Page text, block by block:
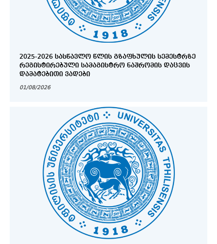
2025-2026 ᲡᲐᲡᲬᲐᲕᲚᲝ ᲬᲚᲘᲡ ᲒᲖᲐᲤᲮᲣᲚᲘᲡ ᲡᲔᲛᲔᲡᲢᲠᲖᲔ
ᲠᲔᲒᲘᲡᲢᲘᲠᲔᲑᲣᲚᲘ ᲡᲐᲛᲐᲒᲘᲡᲢᲠᲝ ᲜᲐᲨᲠᲝᲛᲘᲡ ᲓᲐᲪᲕᲘᲡ
ᲓᲐᲛᲐᲢᲔᲑᲘᲗᲘ ᲕᲐᲓᲔᲑᲘ
01/08/2026